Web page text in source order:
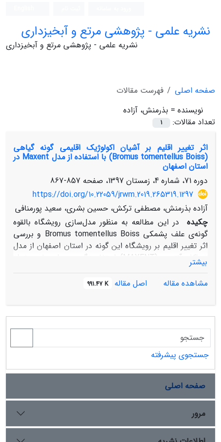
نشریه علمی - پژوهشی مرتع و آبخیزداری
نشریه علمی - پژوهشی مرتع و آبخیزداری
صفحه اصلی
فهرست مقالات
نویسنده = بذرمنش، آزاده
تعداد مقالات:
1
اثر تغییر اقلیم بر آشیان اکولوژیک اقلیمی گونه گیاهی
(Bromus tomentellus Boiss) با استفاده از مدل Maxent در
استان اصفهان
دوره 71، شماره 4، زمستان 1397، صفحه
857-867
https://doi.org/10.22059/jrwm.2019.265319.1297
آزاده بذرمنش، مصطفی ترکش، حسین بشری، سعید پورمنافی
چکیده
در این مطالعه به منظور مدل‌سازی رویشگاه بالقوه
گونه‌ی علف پشمکی Bromus tomentellus Boiss و بررسی
اثر تغییر اقلیم بر رویشگاه این گونه‌ در استان اصفهان از مدل‌
حداکثر آنتروپی(MAXENT) استفاده گردید. داده‌های رخداد
گونه به وسیله روش طبقه‌بندی تصادفی با استفاده از
نقطه رخداد به صورت پیمایش زمینی با استفاده از GPS در
منطقه غرب استان اصفهان به عنوان نقاط ارزیابی در نظر گرفته
شد. 22 لایه محیطی شامل، 3 متغیر فیزیوگرافی و 19 متغیر
اقلیمی مشتق شده از درجه حرارت و بارندگی در فرآیند
مدل‌سازی مورد استفاده قرار گرفتند. با استفاده از مدل حداکثر
آنتروپی رابطه بین رخداد گونه و عوامل محیطی تعیین گردید
و پراکنش جغرافیایی گونه به صورت نقشه نمایش داده شد.
سپس اثر سناریوهای تغییر اقلیم شامل سناریو
RCP2/6(خوشبینانه) و RCP8/5 (بدبینانه) بر پراکنش
جغرافیایی گونه Br.tomentellus Boiss مورد بررسی قرار
گرفت. با توجه به منحنی‌های عکس‌العمل گونه نسبت به
متغیر‌ها‌ی محیطی گونه Bromus tomentellus ، در محدوده
بیشتر
مشاهده مقاله
اصل مقاله 991.47 K
جستجوی پیشرفته
صفحه اصلی
مرور